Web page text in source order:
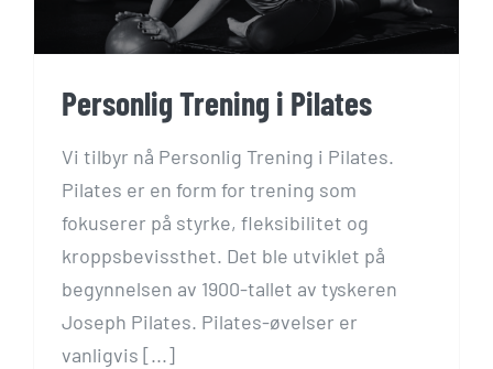
Personlig Trening i Pilates
Vi tilbyr nå Personlig Trening i Pilates.
Pilates er en form for trening som
fokuserer på styrke, fleksibilitet og
kroppsbevissthet. Det ble utviklet på
begynnelsen av 1900-tallet av tyskeren
Joseph Pilates. Pilates-øvelser er
vanligvis [...]